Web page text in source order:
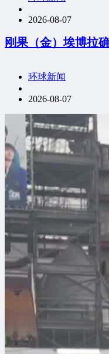
2026-08-07
刚果（金）埃博拉
环球新闻
2026-08-07